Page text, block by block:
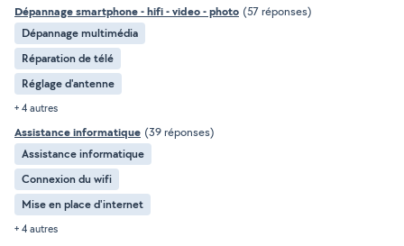
Dépannage smartphone - hifi - video - photo (57 réponses)
Dépannage multimédia
Réparation de télé
Réglage d'antenne
+ 4 autres
Assistance informatique (39 réponses)
Assistance informatique
Connexion du wifi
Mise en place d'internet
+ 4 autres